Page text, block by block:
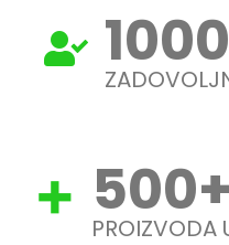
1000
500+
PROIZVODA